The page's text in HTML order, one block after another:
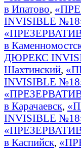
в Ипатово,
INVISIBLE
в
ДЮРЕКС
Шахтинский,
INVISIBLE
в Карачаевск,
INVISIBLE
в Каспийск,